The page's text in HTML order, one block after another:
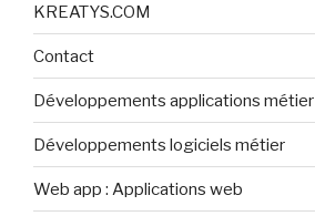
KREATYS.COM
Contact
Développements applications métier
Développements logiciels métier
Web app : Applications web